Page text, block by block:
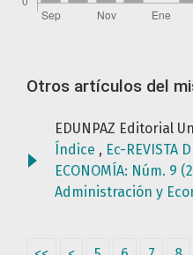
Otros artículos del
EDUNPAZ Editorial
Índice , Ec-REVISTA
ECONOMÍA: Núm. 9
Administración y